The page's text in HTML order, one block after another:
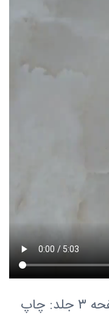
رمزینه رشد برهان 4. 404: صفحه ۳ جلد: چاپ